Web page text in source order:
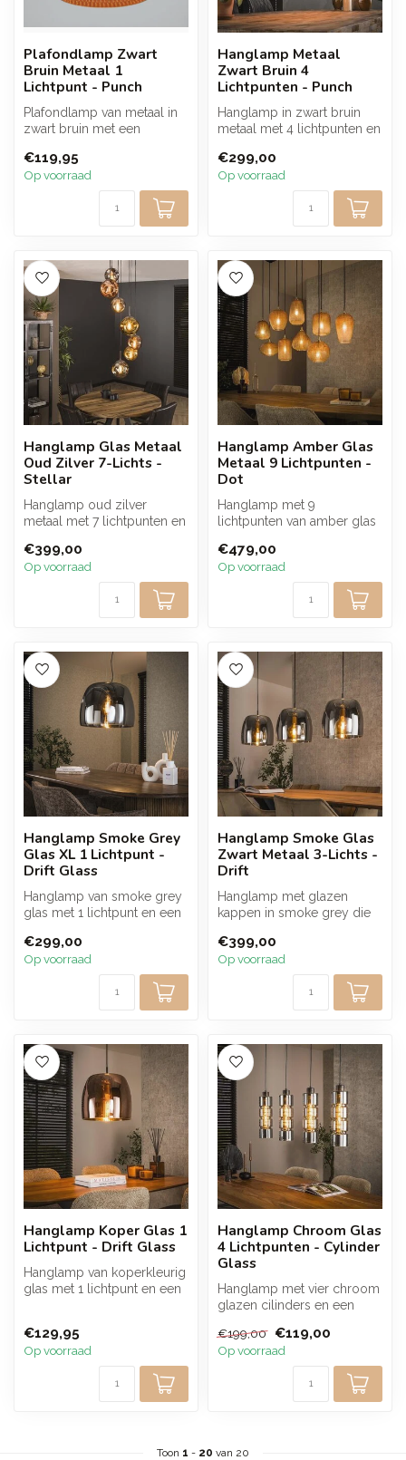
Plafondlamp Zwart
Bruin Metaal 1
Lichtpunt - Punch
Plafondlamp van metaal in
zwart bruin met een
zorgt voo...
€119,95
Op voorraad
Hanglamp Metaal
Zwart Bruin 4
Lichtpunten - Punch
Hanglamp in zwart bruin
metaal met 4 lichtpunten en
voo...
€299,00
Op voorraad
Hanglamp Glas Metaal
Oud Zilver 7-Lichts -
Stellar
Hanglamp oud zilver
metaal met 7 lichtpunten en
koper en ...
€399,00
Op voorraad
Hanglamp Amber Glas
Metaal 9 Lichtpunten -
Dot
Hanglamp met 9
lichtpunten van amber glas
kappen met ...
€479,00
Op voorraad
Hanglamp Smoke Grey
Glas XL 1 Lichtpunt -
Drift Glass
Hanglamp van smoke grey
glas met 1 lichtpunt en een
subt...
€299,00
Op voorraad
Hanglamp Smoke Glas
Zwart Metaal 3-Lichts -
Drift
Hanglamp met glazen
kappen in smoke grey die
sfeervolle...
€399,00
Op voorraad
Hanglamp Koper Glas 1
Lichtpunt - Drift Glass
Hanglamp van koperkleurig
glas met 1 lichtpunt en een
€129,95
Op voorraad
Hanglamp Chroom Glas
4 Lichtpunten - Cylinder
Glass
Hanglamp met vier chroom
glazen cilinders en een
metaal...
€199,00 €119,00
Op voorraad
Toon 1 - 20 van 20